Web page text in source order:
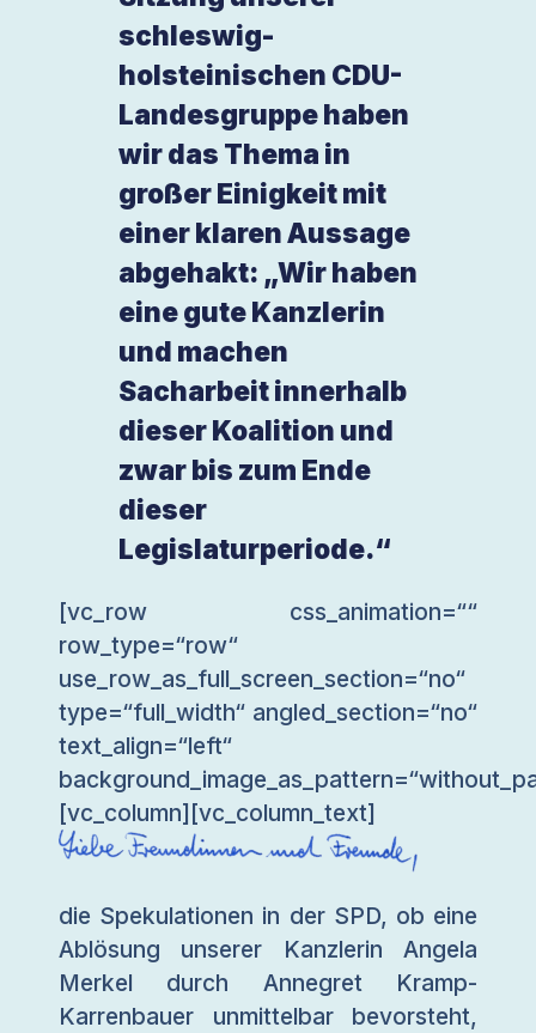
schleswig-
holsteinischen CDU-
Landesgruppe haben
wir das Thema in
großer Einigkeit mit
einer klaren Aussage
abgehakt: „Wir haben
eine gute Kanzlerin
und machen
Sacharbeit innerhalb
dieser Koalition und
zwar bis zum Ende
dieser
Legislaturperiode.“
[vc_row css_animation=““
row_type=“row“
use_row_as_full_screen_section=“no“
type=“full_width“ angled_section=“no“
text_align=“left“
[vc_column][vc_column_text]
die Spekulationen in der SPD, ob eine
Ablösung unserer Kanzlerin Angela
Merkel durch Annegret Kramp-
Karrenbauer unmittelbar bevorsteht,